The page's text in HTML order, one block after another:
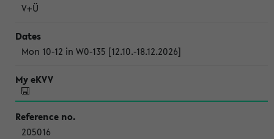
V+Ü
Mon 10-12 in W0-135 [12.10.-18.12.2026]
205016